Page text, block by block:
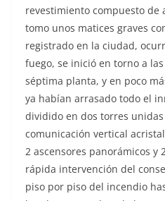
revestimiento compuesto de
tomo unos matices graves
registrado en la ciudad,
fuego, se inició en torno a
séptima planta, y en poco
ya habían arrasado todo el
dividido en dos torres
comunicación vertical
2 ascensores panorámicos y
rápida intervención del
piso por piso del incendio